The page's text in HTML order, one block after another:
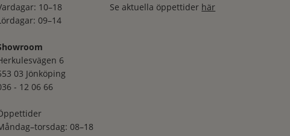
10–18
09–14
6
03 Jönköping
- 12 06 66
08–18
Se aktuella öppettider här